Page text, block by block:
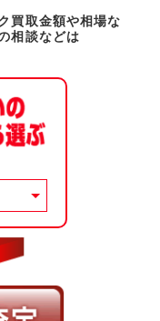
買取金額や相場な
相談などは